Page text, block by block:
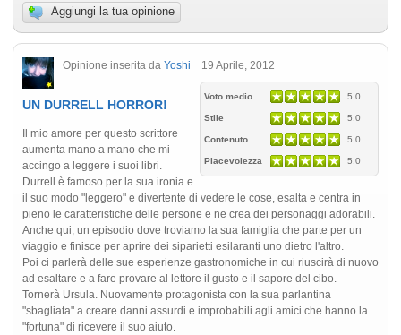
Aggiungi la tua opinione
Opinione inserita da Yoshi 19 Aprile, 2012
Voto medio 5.0
Stile 5.0
Contenuto 5.0
Piacevolezza 5.0
UN DURRELL HORROR!
Il mio amore per questo scrittore
aumenta mano a mano che mi
accingo a leggere i suoi libri.
Durrell è famoso per la sua ironia e
il suo modo "leggero" e divertente di vedere le cose, esalta e centra in
pieno le caratteristiche delle persone e ne crea dei personaggi adorabili.
Anche qui, un episodio dove troviamo la sua famiglia che parte per un
viaggio e finisce per aprire dei siparietti esilaranti uno dietro l'altro.
Poi ci parlerà delle sue esperienze gastronomiche in cui riuscirà di nuovo
ad esaltare e a fare provare al lettore il gusto e il sapore del cibo.
Tornerà Ursula. Nuovamente protagonista con la sua parlantina
"sbagliata" a creare danni assurdi e improbabili agli amici che hanno la
"fortuna" di ricevere il suo aiuto.